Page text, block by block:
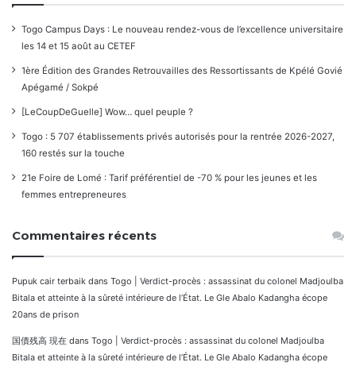
Togo Campus Days : Le nouveau rendez-vous de l’excellence universitaire
les 14 et 15 août au CETEF
1ère Édition des Grandes Retrouvailles des Ressortissants de Kpélé Govié
Apégamé / Sokpé
[LeCoupDeGuelle] Wow… quel peuple ?
Togo : 5 707 établissements privés autorisés pour la rentrée 2026-2027,
160 restés sur la touche
21e Foire de Lomé : Tarif préférentiel de -70 % pour les jeunes et les
femmes entrepreneures
Commentaires récents
Pupuk cair terbaik dans Togo | Verdict-procès : assassinat du colonel Madjoulba
Bitala et atteinte à la sûreté intérieure de l’État. Le Gle Abalo Kadangha écope
20ans de prison
国債残高 現在 dans Togo | Verdict-procès : assassinat du colonel Madjoulba
Bitala et atteinte à la sûreté intérieure de l’État. Le Gle Abalo Kadangha écope